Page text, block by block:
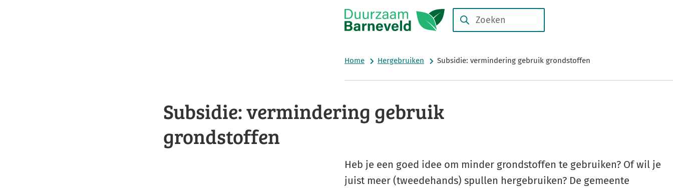
Subsidies
en
regelingen
verhalen
Zoeken
Wanneer
beschikbaar
kun
omhoog
en
Home Hergebruiken Subsidie: vermindering gebruik grondstoffen
Subsidie: vermindering gebruik
grondstoffen
Heb je een goed idee om minder grondstoffen te gebruiken? Of wil je
juist meer (tweedehands) spullen hergebruiken? De gemeente